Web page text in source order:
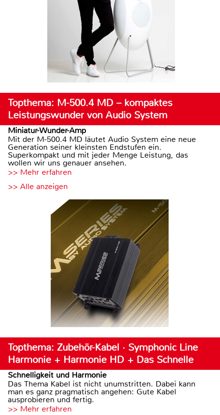
Topthema: M-500.4 MD – kompaktes
Leistungswunder von Audio System
Miniatur-Wunder-Amp
Mit der M-500.4 MD läutet Audio System eine neue
Generation seiner kleinsten Endstufen ein.
Superkompakt und mit jeder Menge Leistung, das
wollen wir uns genauer ansehen.
>> Mehr erfahren
>> Alle anzeigen
Topthema: Zubehör-Kabel · Symphonic Line
Harmonie + Harmonie HD + Das Schnelle
Schnelligkeit und Harmonie
Das Thema Kabel ist nicht unumstritten. Dabei kann
man es ganz pragmatisch angehen: Gute Kabel
ausprobieren und fertig.
>> Mehr erfahren